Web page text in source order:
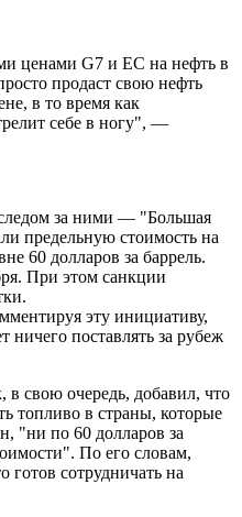
ценами G7 и ЕС на нефть в
продаст свою нефть
в то время как
себе в ногу", —
за ними — "Большая
предельную стоимость на
60 долларов за баррель.
При этом санкции
эту инициативу,
ничего поставлять за рубеж
свою очередь, добавил, что
топливо в страны, которые
"ни по 60 долларов за
По его словам,
готов сотрудничать на